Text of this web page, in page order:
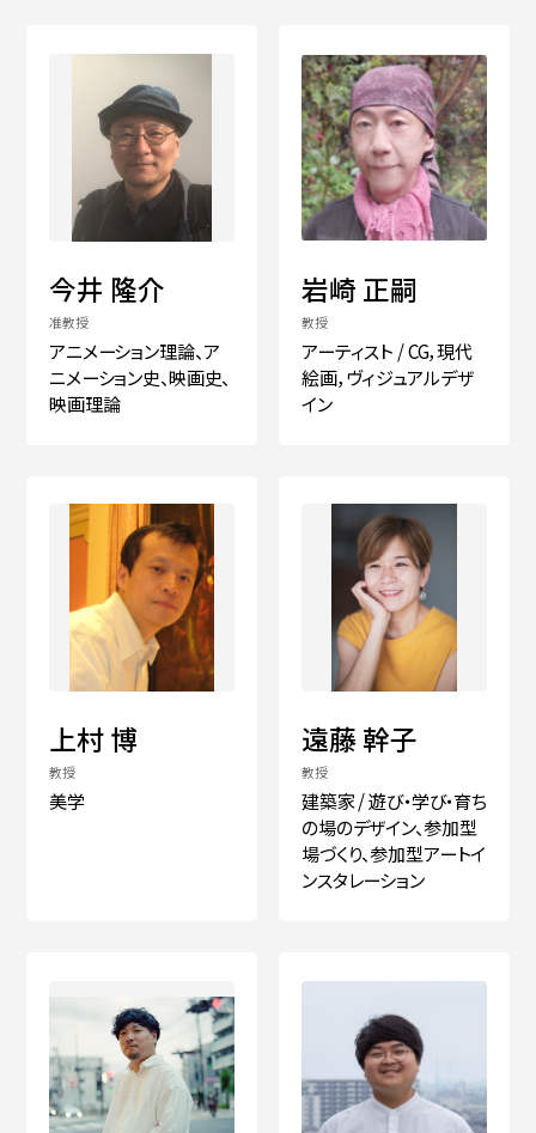
通信教育部
藝術学舎 （公開講座）
今井 隆介
准教授
アニメーション理論、ア
ニメーション史、映画史、
映画理論
岩崎 正嗣
教授
アーティスト / CG，現代
絵画，ヴィジュアルデザ
イン
上村 博
教授
美学
遠藤 幹子
教授
建築家 / 遊び・学び・育ち
の場のデザイン、参加型
場づくり、参加型アートイ
ンスタレーション